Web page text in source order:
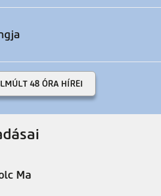
48 ÓRA HÍREI
Ma